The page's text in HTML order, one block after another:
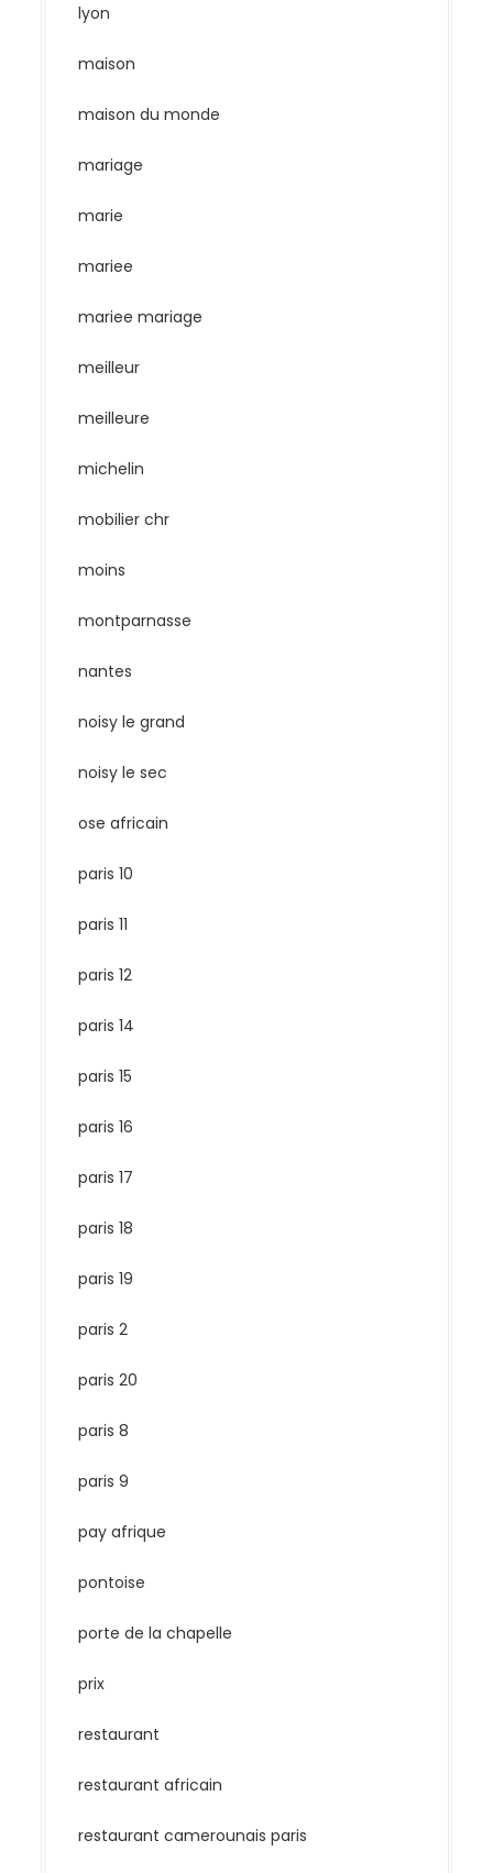
lyon
maison
maison du monde
mariage
marie
mariee
mariee mariage
meilleur
meilleure
michelin
mobilier chr
moins
montparnasse
nantes
noisy le grand
noisy le sec
ose africain
paris 10
paris 11
paris 12
paris 14
paris 15
paris 16
paris 17
paris 18
paris 19
paris 2
paris 20
paris 8
paris 9
pay afrique
pontoise
porte de la chapelle
prix
restaurant
restaurant africain
restaurant camerounais paris